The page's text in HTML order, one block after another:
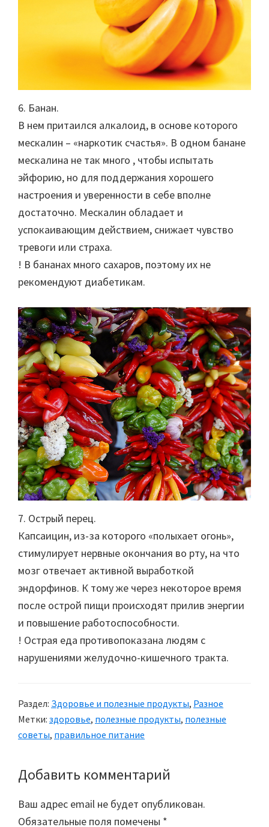
6. Банан.
В нем притаился алкалоид, в основе которого
мескалин – «наркотик счастья». В одном банане
мескалина не так много , чтобы испытать
эйфорию, но для поддержания хорошего
настроения и уверенности в себе вполне
достаточно. Мескалин обладает и
успокаивающим действием, снижает чувство
тревоги или страха.
! В бананах много сахаров, поэтому их не
рекомендуют диабетикам.
7. Острый перец.
Капсаицин, из-за которого «полыхает огонь»,
стимулирует нервные окончания во рту, на что
мозг отвечает активной выработкой
эндорфинов. К тому же через некоторое время
после острой пищи происходят прилив энергии
и повышение работоспособности.
! Острая еда противопоказана людям с
нарушениями желудочно-кишечного тракта.
Раздел: Здоровье и полезные продукты, Разное
Метки: здоровье, полезные продукты, полезные
советы, правильное питание
Reader
Interactions
Добавить комментарий
Ваш адрес email не будет опубликован.
Обязательные поля помечены *